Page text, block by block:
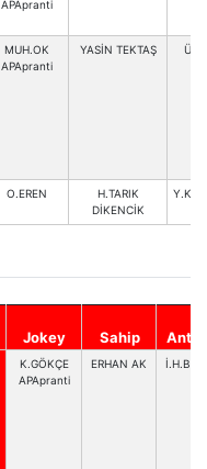
APApranti
MUH.OK
APApranti
YASİN TEKTAŞ
O.EREN
H.TARIK
DİKENCİK
Jokey Sahip
K.GÖKÇE
APApranti
ERHAN AK